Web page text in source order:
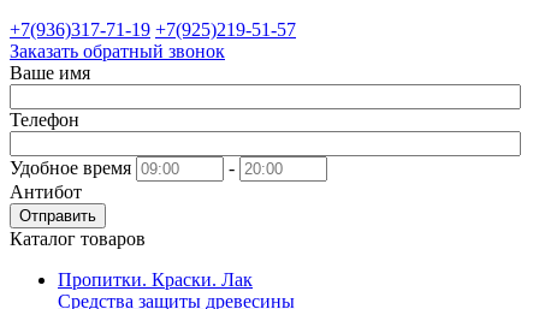
+7(936)317-71-19 +7(925)219-51-57
Заказать обратный звонок
Ваше имя
Телефон
Удобное время
-
Антибот
Отправить
Каталог товаров
Пропитки. Краски. Лак
Средства защиты древесины